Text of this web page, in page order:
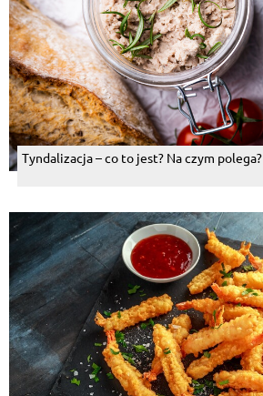
Tyndalizacja – co to jest? Na czym polega?